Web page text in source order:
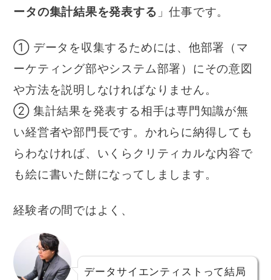
ータの集計結果を発表する 」仕事です。
① データを収集するためには、他部署（マ
ーケティング部やシステム部署）にその意図
や方法を説明しなければなりません。
② 集計結果を発表する相手は専門知識が無
い経営者や部門長です。かれらに納得しても
らわなければ、いくらクリティカルな内容で
も絵に書いた餅になってしまします。
経験者の間ではよく、
データサイエンティストって結局